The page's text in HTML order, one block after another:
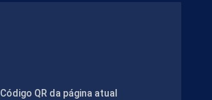
Código QR da página atual